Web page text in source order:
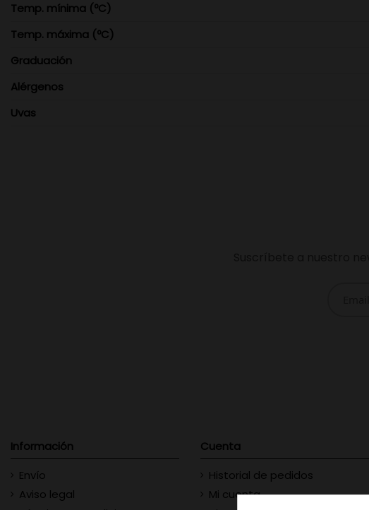
Temp. mínima (ºC)
Temp. máxima (ºC)
Graduación
Alérgenos
Uvas
Información
Envío
Aviso legal
Cuenta
Historial de pedidos
Mi cuenta